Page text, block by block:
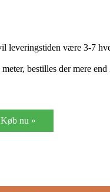
leveringstiden være 3-7
bestilles der mere
Køb nu »